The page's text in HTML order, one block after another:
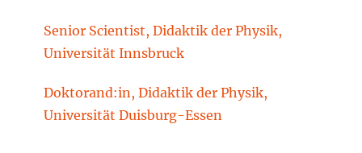
Technische Universität Cottbus-Senftenberg
Senior Scientist, Didaktik der Physik,
Universität Innsbruck
Doktorand:in, Didaktik der Physik,
Universität Duisburg-Essen